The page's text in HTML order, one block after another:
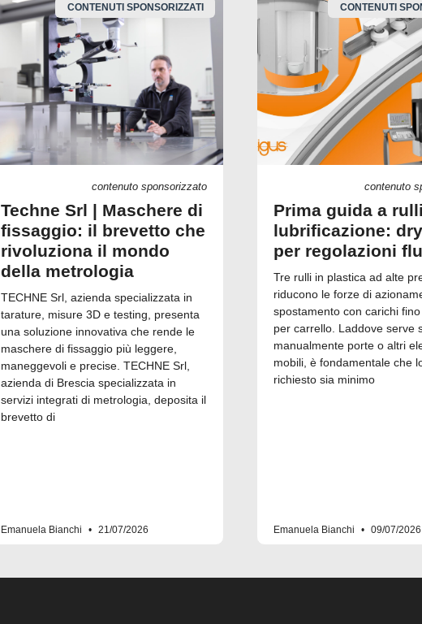
CONTENUTI SPONSORIZZATI
contenuto sponsorizzato
Techne Srl | Maschere di
fissaggio: il brevetto che
rivoluziona il mondo
della metrologia
TECHNE Srl, azienda specializzata in
tarature, misure 3D e testing, presenta
una soluzione innovativa che rende le
maschere di fissaggio più leggere,
maneggevoli e precise. TECHNE Srl,
azienda di Brescia specializzata in
servizi integrati di metrologia, deposita il
brevetto di
Emanuela Bianchi 21/07/2026
CONTENUTI
contenuto
Prima guida a
lubrificazione:
per regolazioni
Tre rulli in plastica ad alte
riducono le forze di
spostamento con carichi
per carrello. Laddove serve
manualmente porte o altri
mobili, è fondamentale che
richiesto sia minimo
Emanuela Bianchi 09/07/2026